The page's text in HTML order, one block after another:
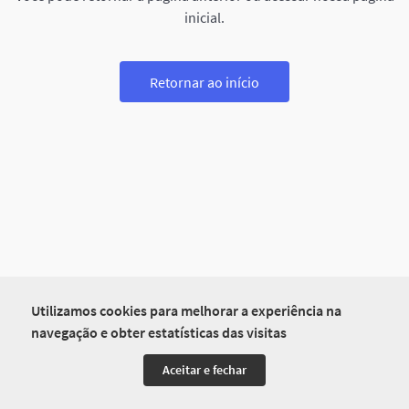
Utilizamos cookies para melhorar a experiência na
navegação e obter estatísticas das visitas
Aceitar e fechar
inicial.
Retornar ao início